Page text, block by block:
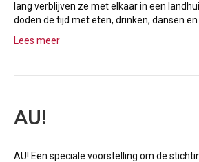
lang verblijven ze met elkaar in een
doden de tijd met eten, drinken, dansen en
Lees meer
AU!
AU! Een speciale voorstelling om de